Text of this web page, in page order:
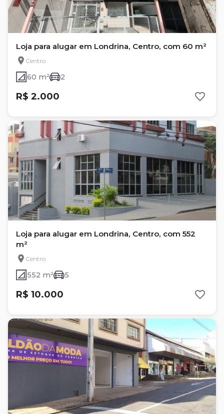
Loja para alugar em Londrina, Centro, com 60 m²
Centro
60 m² 2
R$ 2.000
Loja para alugar em Londrina, Centro, com 552
m²
Centro
552 m² 5
R$ 10.000